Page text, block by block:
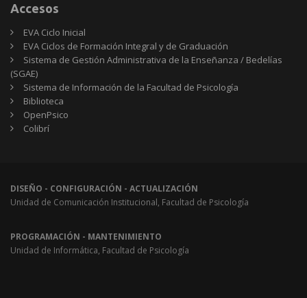
Accesos
EVA Ciclo Inicial
EVA Ciclos de Formación Integral y de Graduación
Sistema de Gestión Administrativa de la Enseñanza / Bedelías
(SGAE)
Sistema de Información de la Facultad de Psicología
Biblioteca
OpenPsico
Colibrí
DISEÑO - CONFIGURACIÓN - ACTUALIZACIÓN
Unidad de Comunicación Institucional, Facultad de Psicología
PROGRAMACIÓN - MANTENIMIENTO
Unidad de Informática, Facultad de Psicología